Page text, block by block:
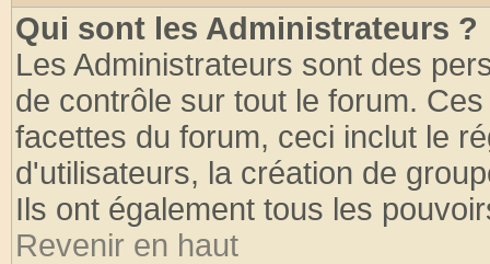
Qui sont les Administrateurs ?
Les Administrateurs sont des
de contrôle sur tout le forum.
facettes du forum, ceci inclut le
d'utilisateurs, la création de
Ils ont également tous les
Revenir en haut